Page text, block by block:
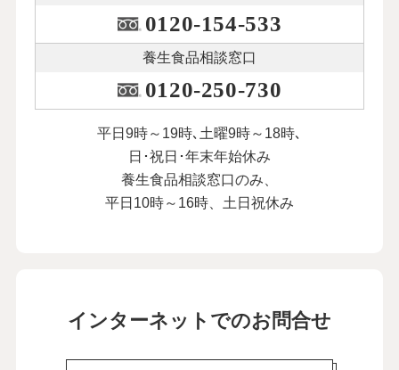
0120-154-533
養生食品相談窓口
0120-250-730
平日9時～19時､土曜9時～18時､
日･祝日･年末年始休み
養生食品相談窓口のみ、
平日10時～16時、土日祝休み
インターネットでのお問合せ